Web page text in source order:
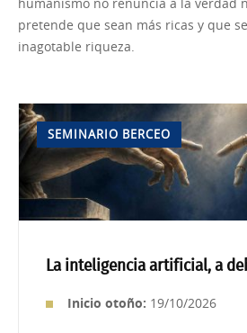
humanismo no renuncia a la verdad
pretende que sean más ricas y que
inagotable riqueza.
SEMINARIO BERCEO
La inteligencia artificial, a
Inicio otoño: 19/10/2026